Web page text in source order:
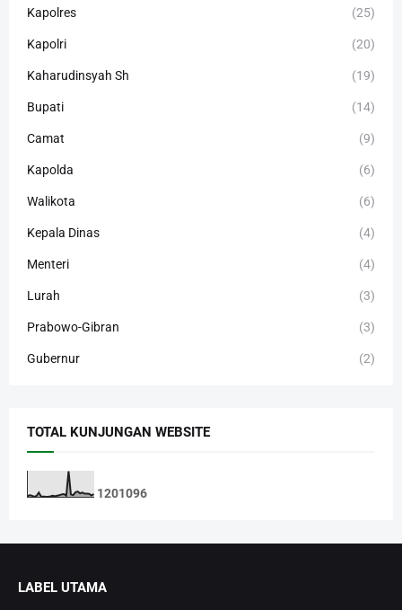
Kapolres (25)
Kapolri (20)
Kaharudinsyah Sh (19)
Bupati (14)
Camat (9)
Kapolda (6)
Walikota (6)
Kepala Dinas (4)
Menteri (4)
Lurah (3)
Prabowo-Gibran (3)
Gubernur (2)
TOTAL KUNJUNGAN WEBSITE
1201096
LABEL UTAMA